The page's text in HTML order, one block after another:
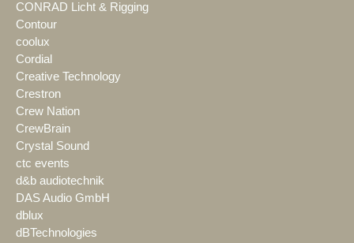
CONRAD Licht & Rigging
Contour
coolux
Cordial
Creative Technology
Crestron
Crew Nation
CrewBrain
Crystal Sound
ctc events
d&b audiotechnik
DAS Audio GmbH
dblux
dBTechnologies